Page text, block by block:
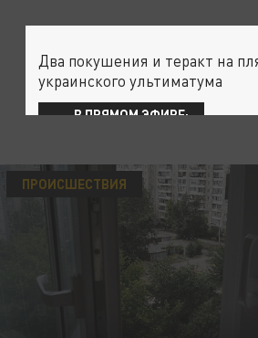
ПРОИСШЕСТВИЯ
Два покушения и теракт на
украинского ультиматума
В ПРЯМОМ ЭФИРЕ: